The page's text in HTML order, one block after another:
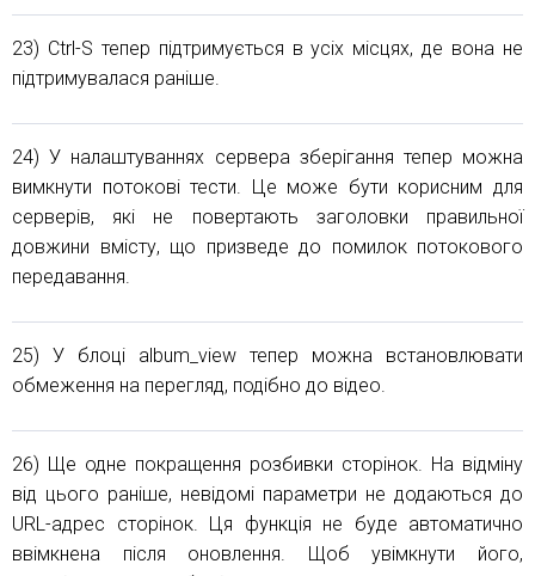
23) Ctrl-S тепер підтримується в усіх місцях, де вона не
підтримувалася раніше.
24) У налаштуваннях сервера зберігання тепер можна
вимкнути потокові тести. Це може бути корисним для
серверів, які не повертають заголовки правильної
довжини вмісту, що призведе до помилок потокового
передавання.
25) У блоці album_view тепер можна встановлювати
обмеження на перегляд, подібно до відео.
26) Ще одне покращення розбивки сторінок. На відміну
від цього раніше, невідомі параметри не додаються до
URL-адрес сторінок. Ця функція не буде автоматично
ввімкнена після оновлення. Щоб увімкнути його,